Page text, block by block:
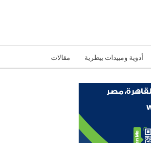
أدوية ومبيدات بيطرية مقالات